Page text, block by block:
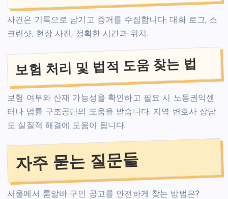
사건은 기록으로 남기고 증거를 수집합니다: 대화 로그, 스
크린샷, 현장 사진, 정확한 시간과 위치.
보험 처리 및 법적 도움 찾는 법
보험 여부와 산재 가능성을 확인하고 필요 시 노동권익센
터나 법률 구조공단의 도움을 받습니다. 지역 변호사 상담
도 실질적 해결에 도움이 됩니다.
자주 묻는 질문들
서울에서 룸알바 구인 공고를 안전하게 찾는 방법은?